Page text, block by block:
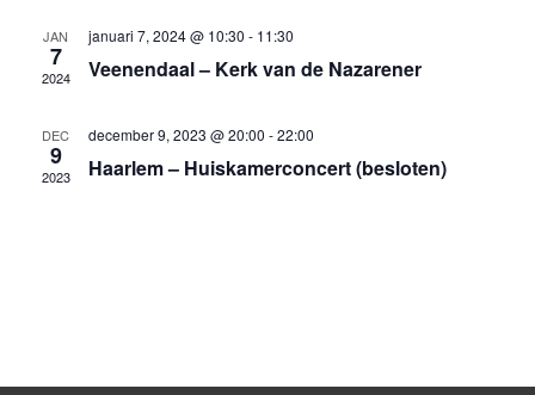
JAN
7
2024
januari 7, 2024 @ 10:30 - 11:30
Veenendaal – Kerk van de Nazarener
DEC
9
2023
december 9, 2023 @ 20:00 -22:00
Haarlem – Huiskamerconcert (besloten)